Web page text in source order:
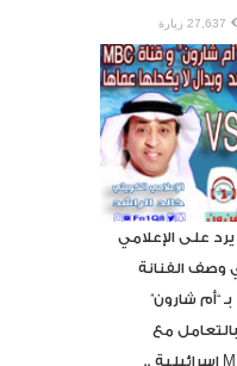
27,637 زيارة
يرد على الإعلامي
وصف الفنانة
“أم شارون”
مع
إسرائيليين لإعتقاده إدارة MBC إسرائيلية ..